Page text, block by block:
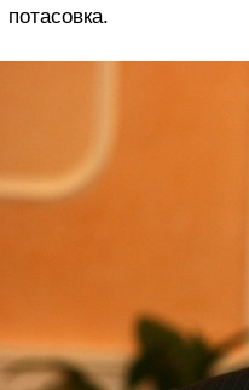
потасовка.